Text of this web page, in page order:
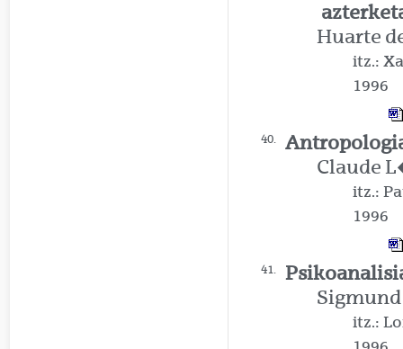
Huarte
itz.:
1996
40.
Claude
itz.:
1996
41.
itz.: